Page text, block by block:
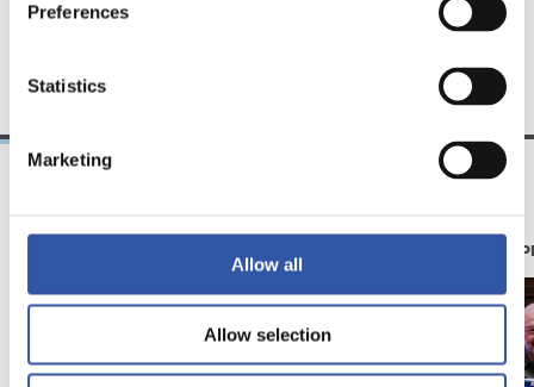
Preferences
Statistics
Marketing
Allow all
Allow selection
GALERIE DE